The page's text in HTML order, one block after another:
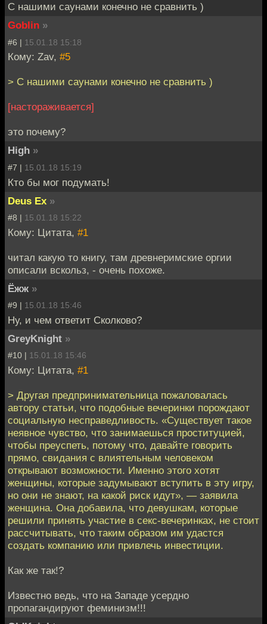
С нашими саунами конечно не сравнить )
Goblin »
#6 | 15.01.18 15:18
Кому: Zav, #5
> С нашими саунами конечно не сравнить )
[настораживается]
это почему?
High »
#7 | 15.01.18 15:19
Кто бы мог подумать!
Deus Ex »
#8 | 15.01.18 15:22
Кому: Цитата, #1
читал какую то книгу, там древнеримские оргии
описали вскольз, - очень похоже.
Ёжж »
#9 | 15.01.18 15:46
Ну, и чем ответит Сколково?
GreyKnight »
#10 | 15.01.18 15:46
Кому: Цитата, #1
> Другая предпринимательница пожаловалась
автору статьи, что подобные вечеринки порождают
социальную несправедливость. «Существует такое
неявное чувство, что занимаешься проституцией,
чтобы преуспеть, потому что, давайте говорить
прямо, свидания с влиятельным человеком
открывают возможности. Именно этого хотят
женщины, которые задумывают вступить в эту игру,
но они не знают, на какой риск идут», — заявила
женщина. Она добавила, что девушкам, которые
решили принять участие в секс-вечеринках, не стоит
рассчитывать, что таким образом им удастся
создать компанию или привлечь инвестиции.
Как же так!?
Известно ведь, что на Западе усердно
пропагандируют феминизм!!!